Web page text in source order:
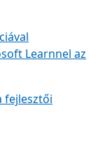
Learnnel az
fejlesztői